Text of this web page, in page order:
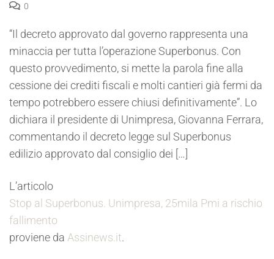
0
“Il decreto approvato dal governo rappresenta una
minaccia per tutta l’operazione Superbonus. Con
questo provvedimento, si mette la parola fine alla
cessione dei crediti fiscali e molti cantieri già fermi da
tempo potrebbero essere chiusi definitivamente”. Lo
dichiara il presidente di Unimpresa, Giovanna Ferrara,
commentando il decreto legge sul Superbonus
edilizio approvato dal consiglio dei […]
L’articolo
Stop al Superbonus. Unimpresa, 25mila Pmi a rischio
fallimento
proviene da Assinews.it.